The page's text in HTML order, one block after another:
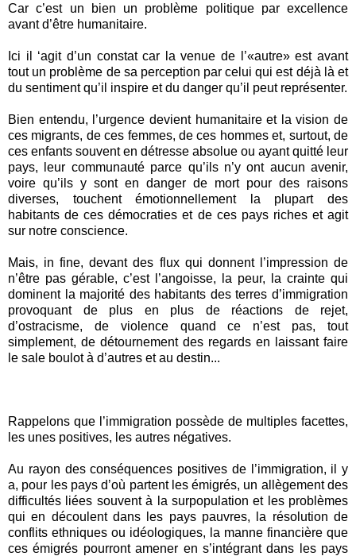
Car c’est un bien un problème politique par excellence
avant d’être humanitaire.
Ici il ‘agit d’un constat car la venue de l’«autre» est avant
tout un problème de sa perception par celui qui est déjà là et
du sentiment qu’il inspire et du danger qu’il peut représenter.
Bien entendu, l’urgence devient humanitaire et la vision de
ces migrants, de ces femmes, de ces hommes et, surtout, de
ces enfants souvent en détresse absolue ou ayant quitté leur
pays, leur communauté parce qu’ils n’y ont aucun avenir,
voire qu’ils y sont en danger de mort pour des raisons
diverses, touchent émotionnellement la plupart des
habitants de ces démocraties et de ces pays riches et agit
sur notre conscience.
Mais, in fine, devant des flux qui donnent l’impression de
n’être pas gérable, c’est l’angoisse, la peur, la crainte qui
dominent la majorité des habitants des terres d’immigration
provoquant de plus en plus de réactions de rejet,
d’ostracisme, de violence quand ce n’est pas, tout
simplement, de détournement des regards en laissant faire
le sale boulot à d’autres et au destin...
Rappelons que l’immigration possède de multiples facettes,
les unes positives, les autres négatives.
Au rayon des conséquences positives de l’immigration, il y
a, pour les pays d’où partent les émigrés, un allègement des
difficultés liées souvent à la surpopulation et les problèmes
qui en découlent dans les pays pauvres, la résolution de
conflits ethniques ou idéologiques, la manne financière que
ces émigrés pourront amener en s’intégrant dans les pays